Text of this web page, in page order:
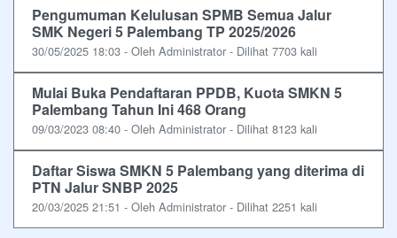
Pengumuman Kelulusan SPMB Semua Jalur
SMK Negeri 5 Palembang TP 2025/2026
30/05/2025 18:03 - Oleh Administrator - Dilihat 7703 kali
Mulai Buka Pendaftaran PPDB, Kuota SMKN 5
Palembang Tahun Ini 468 Orang
09/03/2023 08:40 - Oleh Administrator - Dilihat 8123 kali
Daftar Siswa SMKN 5 Palembang yang diterima di
PTN Jalur SNBP 2025
20/03/2025 21:51 - Oleh Administrator - Dilihat 2251 kali